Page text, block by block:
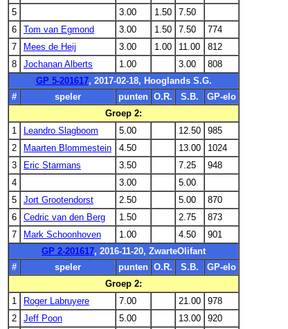
5
3.00 1.50
7.50
6
Tom van Egmond 3.00 1.50 7.50
774
7
Mees de Heij 3.00 1.00 11.00
812
8
Jochanan Alberts 1.00 3.00
808
GP 5-201617, 2017-02-18, Hooglands S.G.
#
speler punten O.R. S.B.
GP-elo
Groep 2:
1
Leandro Slagboom 5.00 12.50
985
2
Maarten Blommestein 4.50 13.00
1024
3
Eric Starmans 3.50 7.25
948
4
3.00
5.00
5
Jort Grootendorst 2.50 5.00
870
6
Cedric van den Berg 1.50 2.75
873
7
Mark Schoonhoven 1.00 4.50
901
GP 2-201617, 2016-11-20, ZwarteOlifant
#
speler punten O.R. S.B.
GP-elo
Groep 2:
1
Roger Labruyere 7.00 21.00
978
2
Jeff Poon 5.00 13.00
920